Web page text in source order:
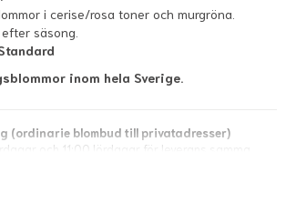
i cerise/rosa toner och murgröna.
säsong.
inom hela Sverige.
(ordinarie blombud till privatadresser)
och 11:00 lördagar för leverans samma
kan förekomma; dessa visas i direkt kassan eller